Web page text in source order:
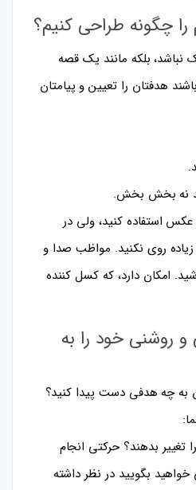
چگونه طراحی کنیم؟
بلکه مانند یک قصه
هدفتان را تعیین و پیامتان
نه بخش بخش.
استفاده کنید، ولی در
زیاده روی نکنید. مواظب صدا و
امکان دارد، که کسل کننده
و روشنی خود را به
به چه هدفی دست پیدا کنید؟
تغییر بدهند؟ حرکتی انجام
بگویید در نظر داشته